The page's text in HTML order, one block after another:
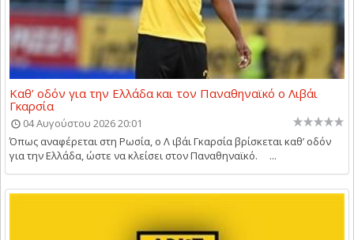
Καθ’ οδόν για την Ελλάδα και τον Παναθηναϊκό ο Λιβάι
Γκαρσία
04 Αυγούστου 2026 20:01
Όπως αναφέρεται στη Ρωσία, ο Λ ιβάι Γκαρσία βρίσκεται καθ’ οδόν
για την Ελλάδα, ώστε να κλείσει στον Παναθηναϊκό. ...